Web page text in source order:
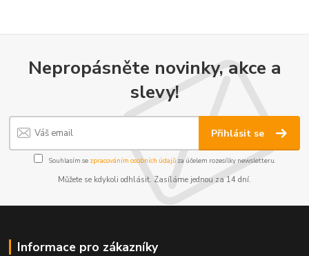
Nepropásněte novinky, akce a
slevy!
Přihlásit se
Souhlasím se zpracováním osobních údajůza účelem rozesílky newsletteru.
Můžete se kdykoli odhlásit. Zasíláme jednou za 14 dní.
Informace pro zákazníky